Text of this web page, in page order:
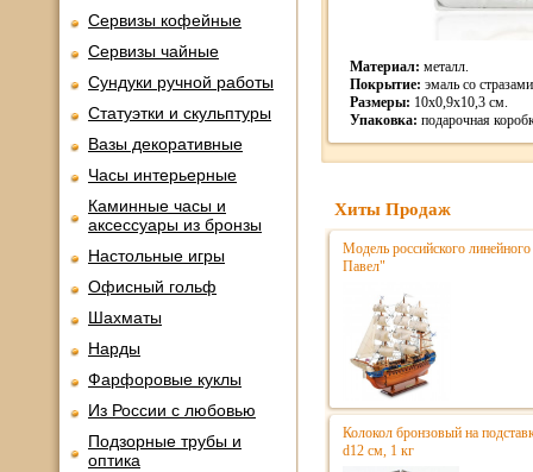
Сервизы кофейные
Сервизы чайные
Сундуки ручной работы
Статуэтки и скульптуры
Вазы декоративные
Часы интерьерные
Каминные часы и
аксессуары из бронзы
Настольные игры
Офисный гольф
Шахматы
Нарды
Фарфоровые куклы
Из России с любовью
Подзорные трубы и
оптика
Материал: металл.
Покрытие: эмаль со
Размеры: 10х0,9х10,3 см.
Упаковка: подарочная
Хиты Продаж
Модель российского
Павел"
Колокол бронзовый на
d12 см, 1 кг